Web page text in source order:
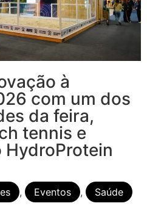
à
com um dos
da feira,
tennis e
, Eventos ,
Saúde